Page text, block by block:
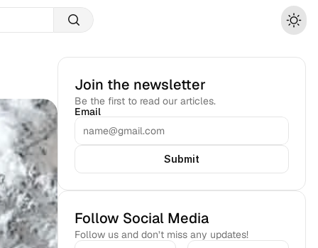
Join the newsletter
Be the first to read our articles.
Email
Submit
Follow Social Media
Follow us and don’t miss any updates!